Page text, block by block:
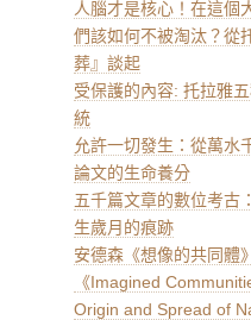
人腦才是核心！在這個
們該如何不被淘汰？從
葬』談起
受保護的內容: 托拉雅
統
允許一切發生：從萬水
論文的生命養分
五千篇文章的數位考古
生歲月的痕跡
安德森《想像的共同體
《Imagined
Origin and Spread of